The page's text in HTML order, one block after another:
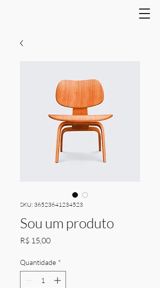
SKU: 36523641234523
Sou um produto
R$ 15,00Preço
Quantidade *